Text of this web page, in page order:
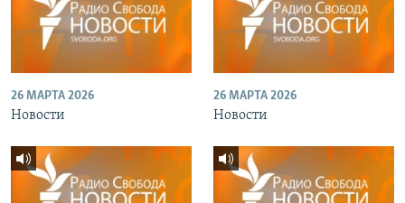
26 МАРТА 2026
Новости
26 МАРТА 2026
Новости